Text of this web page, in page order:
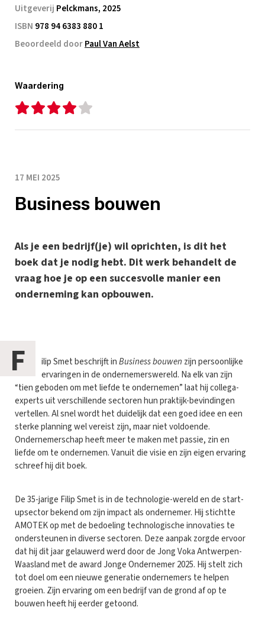
Uitgeverij Pelckmans, 2025
ISBN 978 94 6383 880 1
Beoordeeld doorPaul Van Aelst
Waardering
17 MEI 2025
Business bouwen
Als je een bedrijf(je) wil oprichten, is dit het
boek dat je nodig hebt. Dit werk behandelt de
vraag hoe je op een succesvolle manier een
onderneming kan opbouwen.
F ilip Smet beschrijft inBusiness bouwen zijn persoonlijke
ervaringen in de ondernemerswereld. Na elk van zijn
“tien geboden om met liefde te ondernemen” laat hij collega-
experts uit verschillende sectoren hun praktijk-bevindingen
vertellen. Al snel wordt het duidelijk dat een goed idee en een
sterke planning wel vereist zijn, maar niet voldoende.
Ondernemerschap heeft meer te maken met passie, zin en
liefde om te ondernemen. Vanuit die visie en zijn eigen ervaring
schreef hij dit boek.
De 35-jarige Filip Smet is in de technologie-wereld en de start-
upsector bekend om zijn impact als ondernemer. Hij stichtte
AMOTEK op met de bedoeling technologische innovaties te
ondersteunen in diverse sectoren. Deze aanpak zorgde ervoor
dat hij dit jaar gelauwerd werd door de Jong Voka Antwerpen-
Waasland met de award Jonge Ondernemer 2025. Hij stelt zich
tot doel om een nieuwe generatie ondernemers te helpen
groeien. Zijn ervaring om een bedrijf van de grond af op te
bouwen heeft hij eerder getoond.